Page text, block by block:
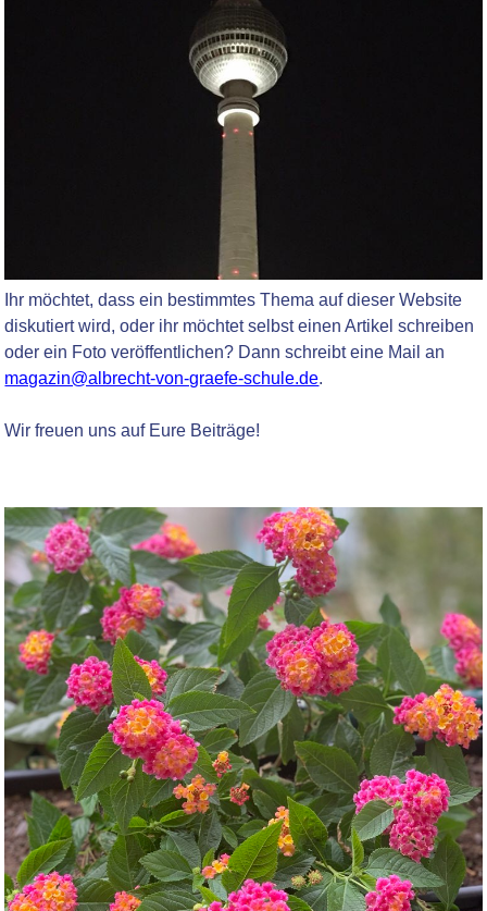
Ihr möchtet, dass ein bestimmtes Thema auf dieser Website
diskutiert wird, oder ihr möchtet selbst einen Artikel schreiben
oder ein Foto veröffentlichen? Dann schreibt eine Mail an
magazin@albrecht-von-graefe-schule.de.
Wir freuen uns auf Eure Beiträge!